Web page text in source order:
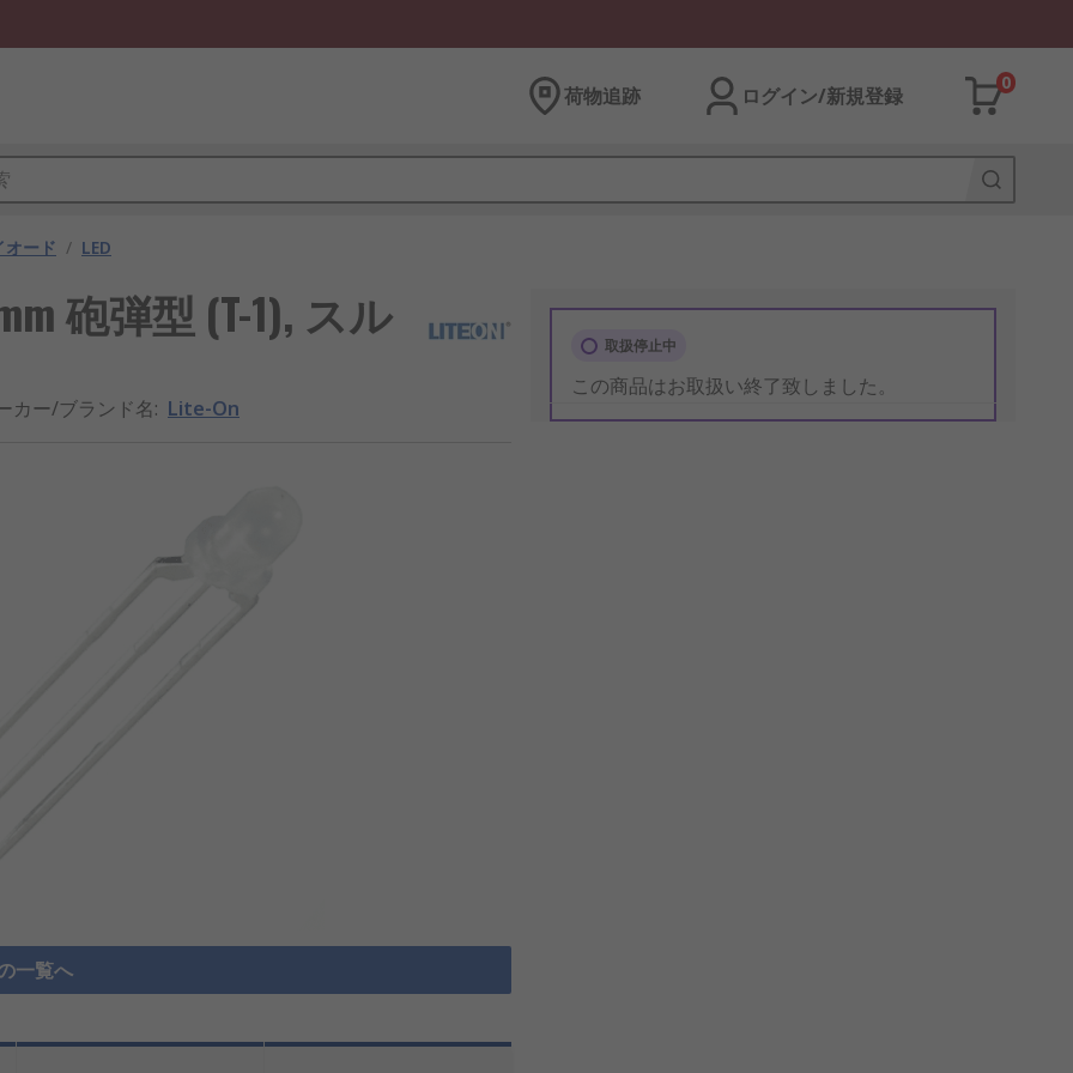
荷物追跡 ログイン/新規登録
0
オード / LED
砲弾型 (T-1), スル
カー/ブランド名: Lite-On
一覧へ
取扱停止中
この商品はお取扱い終了致しました。